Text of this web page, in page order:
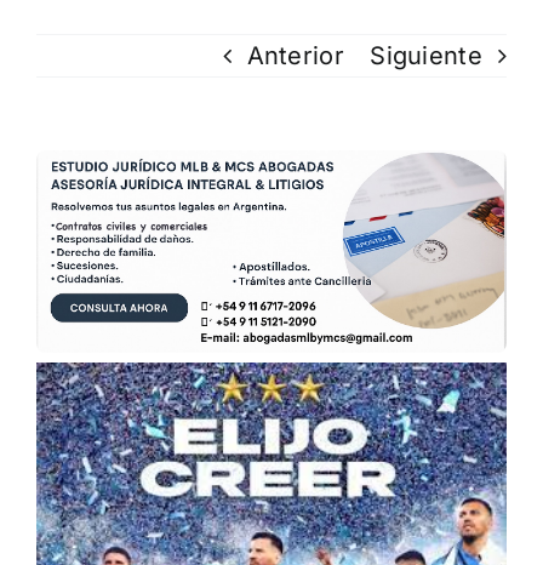
Anterior Siguiente
Ver
imagen
más
grande